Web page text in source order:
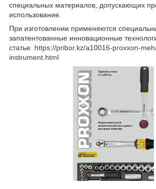
специальных материалов, допускающих
использование.
При изготовлении применяются
запатентованные инновационные
статье https://pribor.kz/a10016-proxxon-
instrument.html